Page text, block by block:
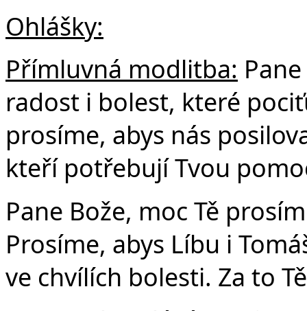
Ohlášky:
Přímluvná modlitba:
radost i bolest, které
prosíme, abys nás
kteří potřebují Tvou
Pane Bože, moc Tě
Prosíme, abys Líbu i
ve chvílích bolesti. Za to